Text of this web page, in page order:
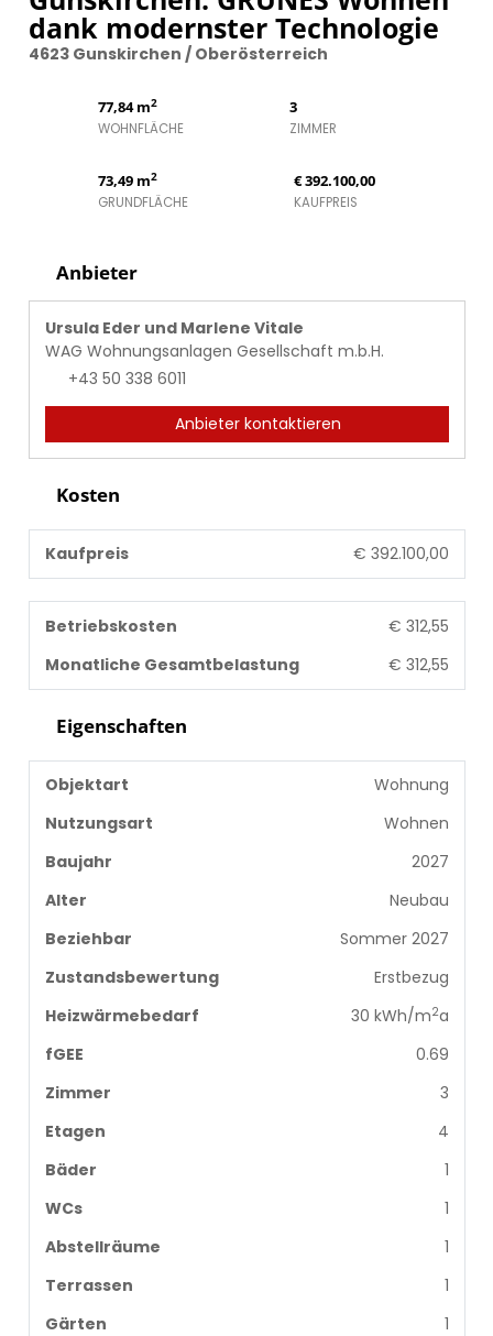
dank modernster Technologie
4623 Gunskirchen / Oberösterreich
77,84 m2
WOHNFLÄCHE
3
ZIMMER
73,49 m2
GRUNDFLÄCHE
€ 392.100,00
KAUFPREIS
Anbieter
Ursula Eder und Marlene Vitale
WAG Wohnungsanlagen Gesellschaft m.b.H.
+43 50 338 6011
Anbieter kontaktieren
Kosten
Kaufpreis € 392.100,00
Betriebskosten
€ 312,55
Monatliche Gesamtbelastung
€ 312,55
Eigenschaften
Objektart
Wohnung
Nutzungsart
Wohnen
Baujahr
2027
Alter
Neubau
Beziehbar
Sommer 2027
Zustandsbewertung
Erstbezug
Heizwärmebedarf
30 kWh/m2a
fGEE
0.69
Zimmer
3
Etagen
4
Bäder
1
WCs
1
Abstellräume
1
Terrassen
1
Gärten
1